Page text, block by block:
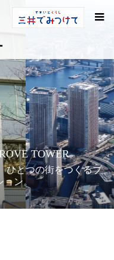
TOWER
ひとつの街をつくるブ
ン。